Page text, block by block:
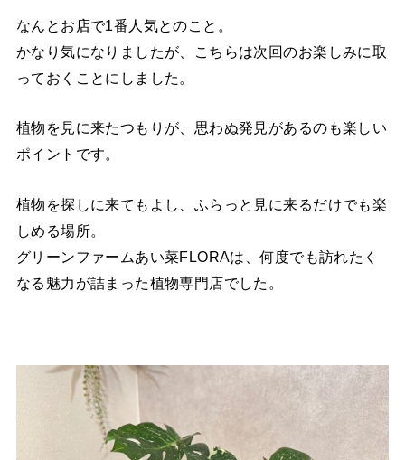
なんとお店で1番人気とのこと。
かなり気になりましたが、こちらは次回のお楽しみに取
っておくことにしました。
植物を見に来たつもりが、思わぬ発見があるのも楽しい
ポイントです。
植物を探しに来てもよし、ふらっと見に来るだけでも楽
しめる場所。
グリーンファームあい菜FLORAは、何度でも訪れたく
なる魅力が詰まった植物専門店でした。